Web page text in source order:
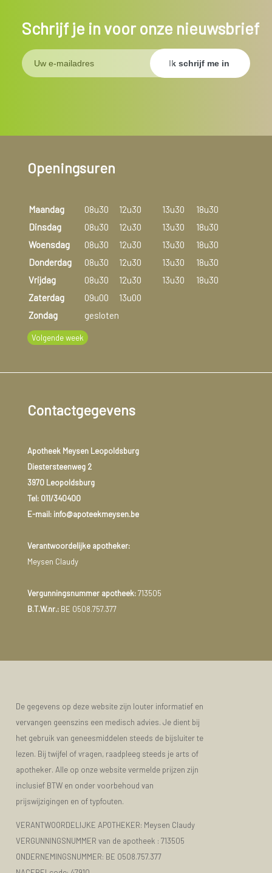
Schrijf je in voor onze nieuwsbrief
Openingsuren
Maandag 08u30 12u30 13u30
18u30
Dinsdag
08u30 12u30 13u30
18u30
Woensdag
08u30 12u30 13u30
18u30
Donderdag
08u30 12u30 13u30
18u30
Vrijdag
08u30 12u30 13u30
18u30
Zaterdag
09u00
13u00
Zondag
gesloten
Volgende week
Contactgegevens
Apotheek Meysen Leopoldsburg
Diestersteenweg 2
3970 Leopoldsburg
Tel: 011/340400
E-mail: info@apoteekmeysen.be
Verantwoordelijke apotheker:
Meysen Claudy
Vergunningsnummer apotheek:713505
B.T.W.nr.:BE 0508.757.377
De gegevens op deze website zijn louter informatief en
vervangen geenszins een medisch advies. Je dient bij
het gebruik van geneesmiddelen steeds de bijsluiter te
lezen. Bij twijfel of vragen, raadpleeg steeds je arts of
apotheker. Alle op onze website vermelde prijzen zijn
inclusief BTW en onder voorbehoud van
prijswijzigingen en of typfouten.
VERANTWOORDELIJKE APOTHEKER: Meysen Claudy
VERGUNNINGSNUMMER van de apotheek : 713505
ONDERNEMINGSNUMMER: BE 0508.757.377